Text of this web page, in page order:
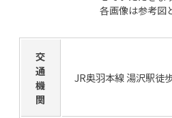
各画像は参考図
交
通
機
関
JR奥羽本線 湯沢駅徒